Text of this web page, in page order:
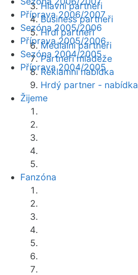
Hlavní partneři
Business partneři
Hrdí partneři
Mediální partneři
Partneři mládeže
Reklamní nabídka
Hrdý partner - nabídka
Žijeme
Fanzóna
Příprava 2006/2007
Sezóna 2005/2006
Příprava 2005/2006
Sezóna 2004/2005
Příprava 2004/2005